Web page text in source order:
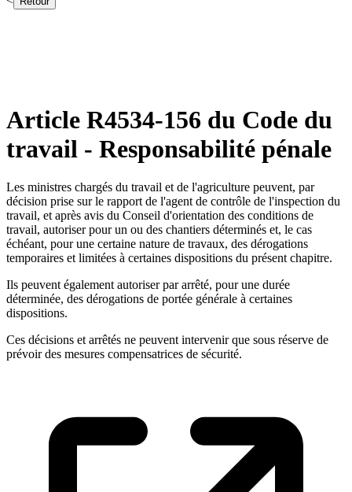
Article R4534-156 du Code du
travail - Responsabilité pénale
Les ministres chargés du travail et de l'agriculture peuvent, par
décision prise sur le rapport de l'agent de contrôle de l'inspection du
travail, et après avis du Conseil d'orientation des conditions de
travail, autoriser pour un ou des chantiers déterminés et, le cas
échéant, pour une certaine nature de travaux, des dérogations
temporaires et limitées à certaines dispositions du présent chapitre.
Ils peuvent également autoriser par arrêté, pour une durée
déterminée, des dérogations de portée générale à certaines
dispositions.
Ces décisions et arrêtés ne peuvent intervenir que sous réserve de
prévoir des mesures compensatrices de sécurité.